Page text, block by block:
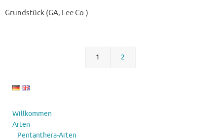
Grundstück (GA, Lee Co.)
1 2
Willkommen
Arten
Pentanthera-Arten